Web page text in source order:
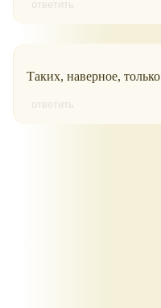
ответить
Таких, наверное,
ответить